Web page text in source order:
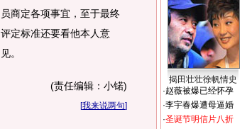
员商定各项事宜，至于最终
评定标准还要看他本人意
见。
(责任编辑：小锘)
[我来说两句]
揭田壮壮徐帆情史
·赵薇被爆已经怀孕
·李宇春爆遭母逼婚
·圣诞节明信片八折